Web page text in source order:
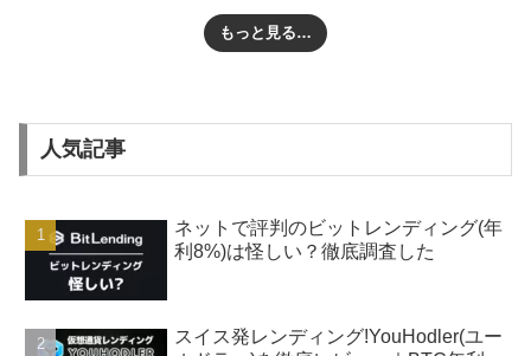
もっと見る…
人気記事
ネットで評判のビットレンディング(年
利8%)は怪しい？徹底調査した
スイス発レンディング!YouHodler(ユー